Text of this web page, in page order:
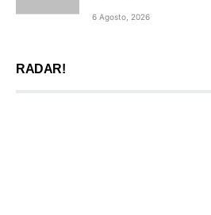
6 Agosto, 2026
RADAR!